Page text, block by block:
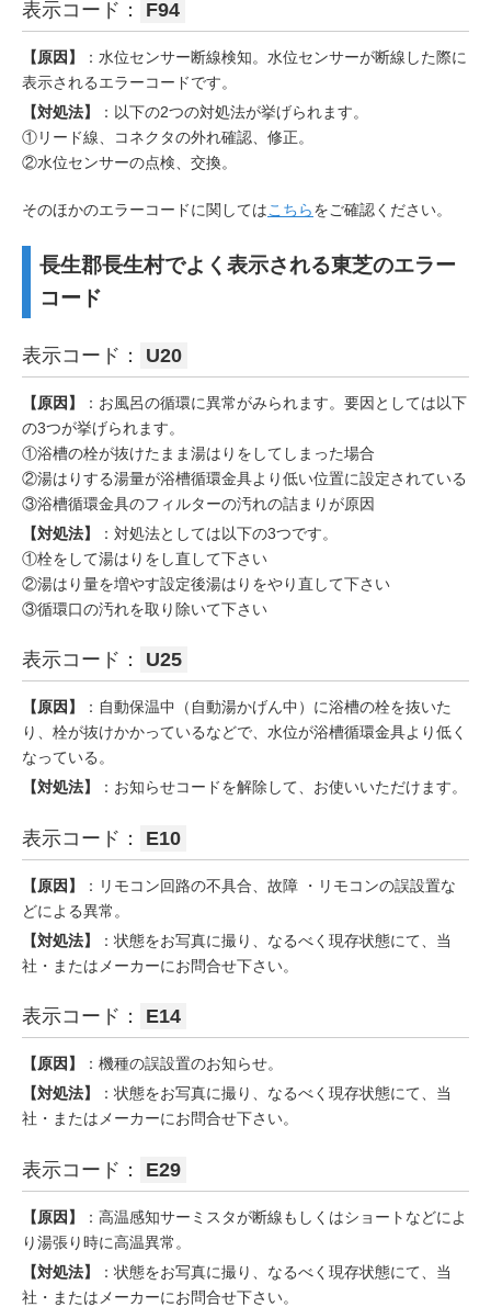
表示コード： F94
【原因】
：水位センサー断線検知。水位センサーが断線した際に
表示されるエラーコードです。
【対処法】
：以下の2つの対処法が挙げられます。
①リード線、コネクタの外れ確認、修正。
②水位センサーの点検、交換。
そのほかのエラーコードに関してはこちらをご確認ください。
長生郡長生村でよく表示される東芝のエラー
コード
表示コード： U20
【原因】
：お風呂の循環に異常がみられます。要因としては以下
の3つが挙げられます。
①浴槽の栓が抜けたまま湯はりをしてしまった場合
②湯はりする湯量が浴槽循環金具より低い位置に設定されている
③浴槽循環金具のフィルターの汚れの詰まりが原因
【対処法】
：対処法としては以下の3つです。
①栓をして湯はりをし直して下さい
②湯はり量を増やす設定後湯はりをやり直して下さい
③循環口の汚れを取り除いて下さい
表示コード： U25
【原因】
：自動保温中（自動湯かげん中）に浴槽の栓を抜いた
り、栓が抜けかかっているなどで、水位が浴槽循環金具より低く
なっている。
【対処法】
：お知らせコードを解除して、お使いいただけます。
表示コード： E10
【原因】
：リモコン回路の不具合、故障 ・リモコンの誤設置な
どによる異常。
【対処法】
：状態をお写真に撮り、なるべく現存状態にて、当
社・またはメーカーにお問合せ下さい。
表示コード： E14
【原因】
：機種の誤設置のお知らせ。
【対処法】
：状態をお写真に撮り、なるべく現存状態にて、当
社・またはメーカーにお問合せ下さい。
表示コード： E29
【原因】
：高温感知サーミスタが断線もしくはショートなどによ
り湯張り時に高温異常。
【対処法】
：状態をお写真に撮り、なるべく現存状態にて、当
社・またはメーカーにお問合せ下さい。